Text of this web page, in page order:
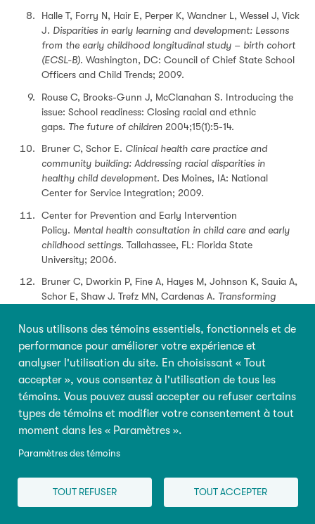
Nous utilisons des témoins essentiels, fonctionnels et de
performance pour améliorer votre expérience et
analyser l'utilisation du site. En choisissant « Tout
accepter », vous consentez à l'utilisation de tous les
témoins. Vous pouvez aussi accepter ou refuser certains
types de témoins et modifier votre consentement à tout
moment dans les « Paramètres ».
Paramètres des témoins
TOUT REFUSER TOUT ACCEPTER
Halle T, Forry N, Hair E, Perper K, Wandner L, Wessel J, Vick
J. Disparities in early learning and development: Lessons
from the early childhood longitudinal study – birth cohort
(ECSL-B). Washington, DC: Council of Chief State School
Officers and Child Trends; 2009.
Rouse C, Brooks-Gunn J, McClanahan S. Introducing the
issue: School readiness: Closing racial and ethnic
gaps. The future of children 2004;15(1):5-14.
Bruner C, Schor E. Clinical health care practice and
community building: Addressing racial disparities in
healthy child development. Des Moines, IA: National
Center for Service Integration; 2009.
Center for Prevention and Early Intervention
Policy. Mental health consultation in child care and early
childhood settings. Tallahassee, FL: Florida State
University; 2006.
Bruner C, Dworkin P, Fine A, Hayes M, Johnson K, Sauia A,
Schor E, Shaw J. Trefz MN, Cardenas A. Transforming
evidence and innovation.Child and Family Policy
Gilliam W.Prekindergarteners left behind: Expulsion rates
in state prekindergarten programs. New York, NY:
Foundation for Child Development; 2005.
Brofenbrenner U. Ecology of the family is the context for
human development: Research
744.
Kagan S, Weissbourd B. Putting Families First: America’s
Family Support Movement and the Challenge of Change.
San Francisco, CA: Jossey-Bass Publishes; 1994.